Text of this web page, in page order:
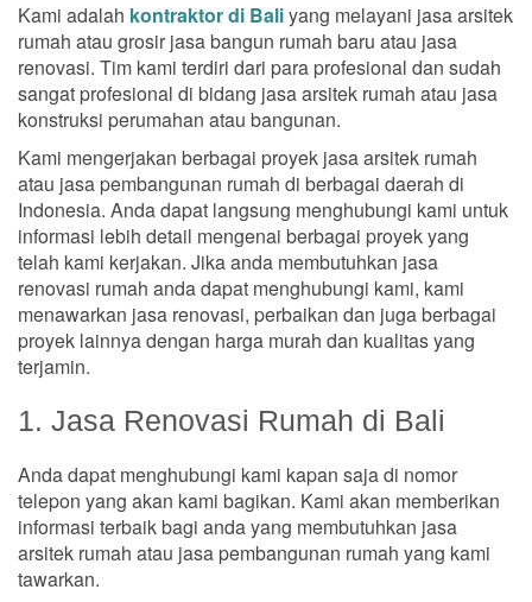
Kami adalah kontraktor di Baliyang melayani jasa arsitek
rumah atau grosir jasa bangun rumah baru atau jasa
renovasi. Tim kami terdiri dari para profesional dan sudah
sangat profesional di bidang jasa arsitek rumah atau jasa
konstruksi perumahan atau bangunan.
Kami mengerjakan berbagai proyek jasa arsitek rumah
atau jasa pembangunan rumah di berbagai daerah di
Indonesia. Anda dapat langsung menghubungi kami untuk
informasi lebih detail mengenai berbagai proyek yang
telah kami kerjakan. Jika anda membutuhkan jasa
renovasi rumah anda dapat menghubungi kami, kami
menawarkan jasa renovasi, perbaikan dan juga berbagai
proyek lainnya dengan harga murah dan kualitas yang
terjamin.
1. Jasa Renovasi Rumah di Bali
Anda dapat menghubungi kami kapan saja di nomor
telepon yang akan kami bagikan. Kami akan memberikan
informasi terbaik bagi anda yang membutuhkan jasa
arsitek rumah atau jasa pembangunan rumah yang kami
tawarkan.